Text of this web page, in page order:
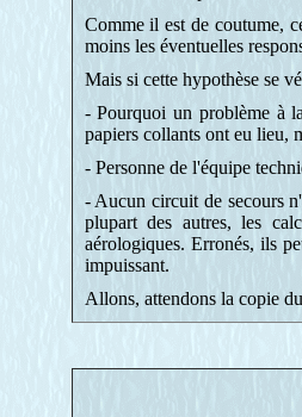
Comme il est de coutume,
moins les éventuelles
Mais si cette hypothèse se
- Pourquoi un problème à
papiers collants ont eu lieu,
- Personne de l'équipe
- Aucun circuit de secours
plupart des autres, les
aérologiques. Erronés, ils
impuissant.
Allons, attendons la copie